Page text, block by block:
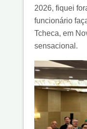
2026, fiquei
funcionário
Tcheca, em
sensacional.